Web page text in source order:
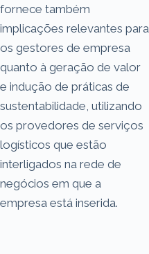
fornece também
implicações relevantes para
os gestores de empresa
quanto à geração de valor
e indução de práticas de
sustentabilidade, utilizando
os provedores de serviços
logísticos que estão
interligados na rede de
negócios em que a
empresa está inserida.